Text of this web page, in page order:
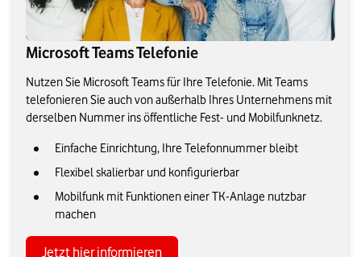
Microsoft Teams Telefonie
Nutzen Sie Microsoft Teams für Ihre Telefonie. Mit Teams
telefonieren Sie auch von außerhalb Ihres Unternehmens mit
derselben Nummer ins öffentliche Fest- und Mobilfunknetz.
Einfache Einrichtung, Ihre Telefonnummer bleibt
Flexibel skalierbar und konfigurierbar
Mobilfunk mit Funktionen einer TK-Anlage nutzbar
machen
Jetzt hier informieren